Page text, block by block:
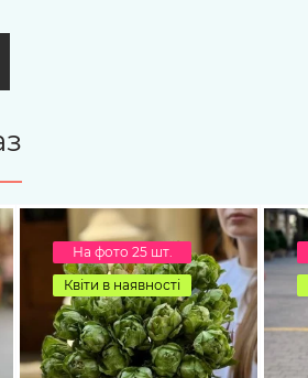
На фото 25 шт.
Квіти в наявності